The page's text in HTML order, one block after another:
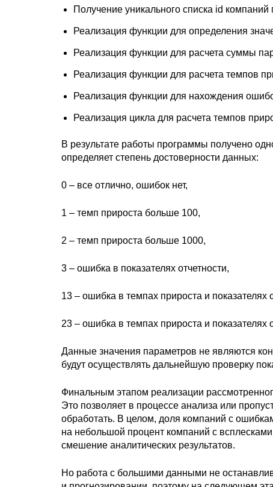
Получение уникального списка id компаний
Реализация функции для определения
Реализация функции для расчета суммы
Реализация функции для расчета темпов
Реализация функции для нахождения
Реализация цикла для расчета темпов
В результате работы программы получено
определяет степень достоверности данных:
0 – все отлично, ошибок нет,
1 – темп прироста больше 100,
2 – темп прироста больше 1000,
3 – ошибка в показателях отчетности,
13 – ошибка в темпах прироста и показателях
23 – ошибка в темпах прироста и показателях
Данные значения параметров не являются
будут осуществлять дальнейшую проверку
Финальным этапом реализации
Это позволяет в процессе анализа или
обработать. В целом, доля компаний с
на небольшой процент компаний с
смешение аналитических результатов.
Но работа с большими данными не